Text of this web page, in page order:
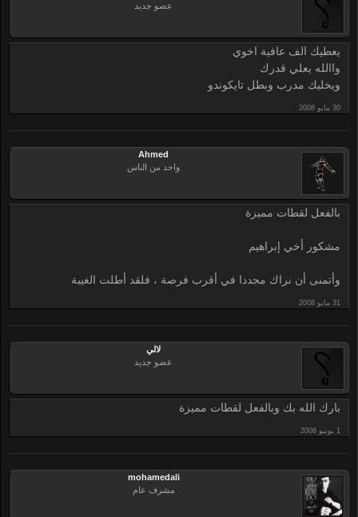
عضو جديد
يعطيك الف عافية اخوي
واالله يعلي قدرك
ويخليك مدرب وبطل تايكوندو
Ahmed
واحد من الناس
بالفعل لقطات مميزة
مشكور أخي إبراهيم
وأتمنى أن نراك مجددا في أقرب فرصة ، فلقد أطلت الغيبة
لالي
عضو جديد
بارك الله بك وبالفعل لقطات مميزة
mohamedali
مشرف عام